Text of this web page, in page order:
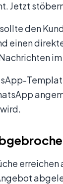
Jetzt
den
einen
Nachrichten
erreichen